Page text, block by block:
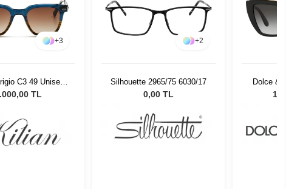
+3
C3 49 Unisex
Gözlüğü
TL
+2
Silhouette 2965/75 6030/17
0,00 TL
Dolce &
501/